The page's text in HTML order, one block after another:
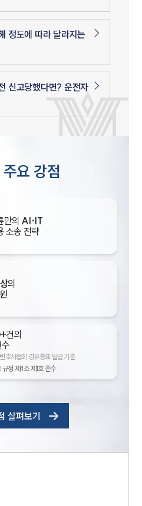
정도에 따라 달라지는
신고당했다면? 운전자
요 강점
만의 AI·IT
소송 전략
의
건의
호사협회 경유증표 발급 기준
정 제4조 제1호 준수
살펴보기